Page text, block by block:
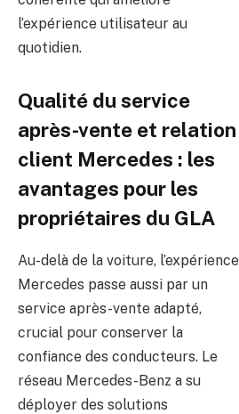
l’expérience utilisateur au
quotidien.
Qualité du service
après-vente et relation
client Mercedes : les
avantages pour les
propriétaires du GLA
Au-delà de la voiture, l’expérience
Mercedes passe aussi par un
service après-vente adapté,
crucial pour conserver la
confiance des conducteurs. Le
réseau Mercedes-Benz a su
déployer des solutions